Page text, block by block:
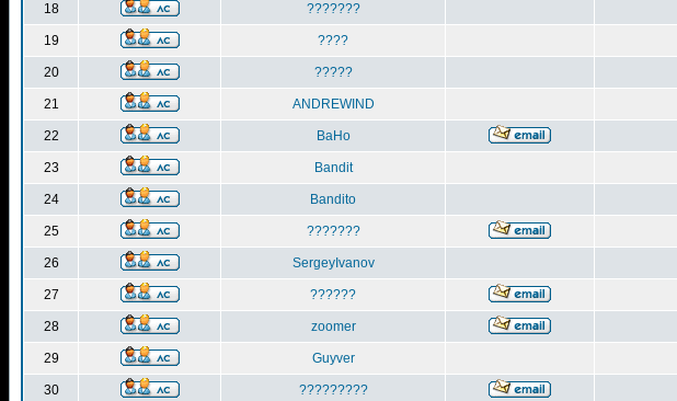
18 ???????
19 ????
20 ?????
21 ANDREWIND
22 BaHo
23 Bandit
24 Bandito
25 ???????
26 SergeyIvanov
27 ??????
28 zoomer
29 Guyver
30 ?????????